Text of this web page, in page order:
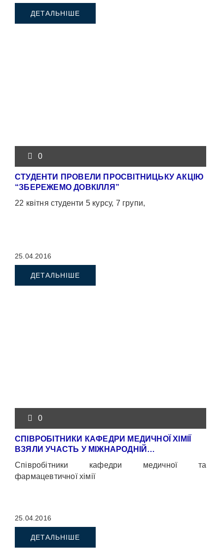
ДЕТАЛЬНІШЕ
0
СТУДЕНТИ ПРОВЕЛИ ПРОСВІТНИЦЬКУ АКЦІЮ
“ЗБЕРЕЖЕМО ДОВКІЛЛЯ”
22 квітня студенти 5 курсу, 7 групи,
25.04.2016
ДЕТАЛЬНІШЕ
0
СПІВРОБІТНИКИ КАФЕДРИ МЕДИЧНОЇ ХІМІЇ
ВЗЯЛИ УЧАСТЬ У МІЖНАРОДНІЙ…
Співробітники кафедри медичної та
фармацевтичної хімії
25.04.2016
ДЕТАЛЬНІШЕ